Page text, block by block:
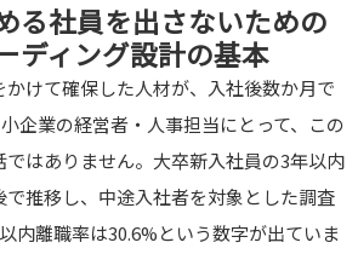
る社員を出さないための
ディング設計の基本
けて確保した人材が、入社後数か月で
企業の経営者・人事担当にとって、この
はありません。大卒新入社員の3年以内
推移し、中途入社者を対象とした調査
内離職率は30.6%という数字が出ていま